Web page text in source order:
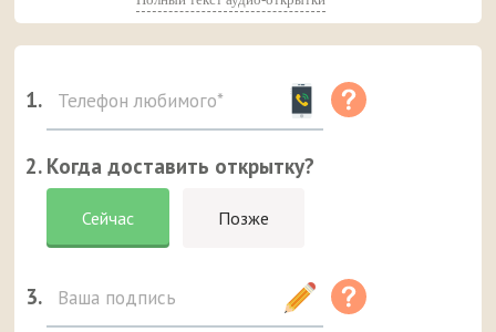
1.
2. Когда доставить открытку?
Сейчас Позже
3.